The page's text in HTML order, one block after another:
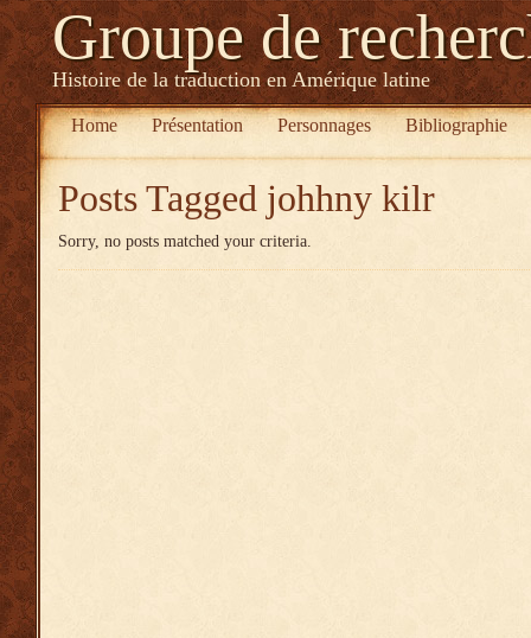
Groupe de
Histoire de la traduction en Amérique latine
Home Présentation Personnages Bibliographie
Posts Tagged johhny kilr
Sorry, no posts matched your criteria.